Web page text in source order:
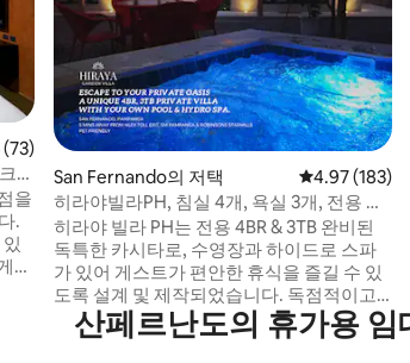
5점(5점 만점), 후기 73개
(73)
을
San Fernando의 저택 평점 4.97점
4.97 (183)
히라야빌라PH, 침실 4개, 욕실 3개, 전용 수
영장 2개, 아이스 목욕, KTV
히라야 빌라 PH는 전용 4BR & 3TB 완비된
독특한 카시타로, 수영장과 하이드로 스파
가 있어 게스트가 편안한 휴식을 즐길 수 있
도록 설계 및 제작되었습니다. 독점적이고
프라이빗하며 다른 게스트와 공유할 수 없
습니다! 예약 인원에 관계없이 한 번에 1명만
산페르난도의 휴가용